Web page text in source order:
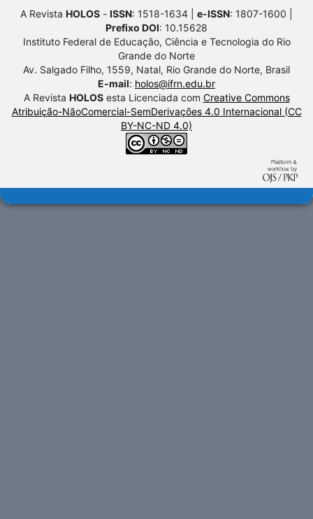
A Revista HOLOS - ISSN: 1518-1634 | e-ISSN: 1807-1600 |
Prefixo DOI: 10.15628
Instituto Federal de Educação, Ciência e Tecnologia do Rio
Grande do Norte
Av. Salgado Filho, 1559, Natal, Rio Grande do Norte, Brasil
E-mail: holos@ifrn.edu.br
A Revista HOLOSesta Licenciada com Creative Commons
Atribuição-NãoComercial-SemDerivações 4.0 Internacional (CC
BY-NC-ND 4.0)